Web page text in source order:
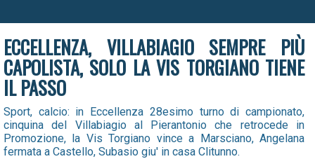
ECCELLENZA, VILLABIAGIO SEMPRE PIÙ
CAPOLISTA, SOLO LA VIS TORGIANO TIENE
IL PASSO
Sport, calcio: in Eccellenza 28esimo turno di campionato,
cinquina del Villabiagio al Pierantonio che retrocede in
Promozione, la Vis Torgiano vince a Marsciano, Angelana
fermata a Castello, Subasio giu' in casa Clitunno.